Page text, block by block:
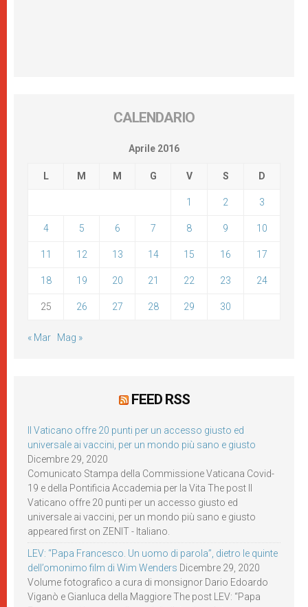
CALENDARIO
Aprile 2016
L M M G V S D
1 2 3
4 5 6 7 8 9 10
11 12 13 14 15 16 17
18 19 20 21 22 23 24
25 26 27 28 29 30
« Mar Mag »
FEED RSS
Il Vaticano offre 20 punti per un accesso giusto ed
universale ai vaccini, per un mondo più sano e giusto
Dicembre 29, 2020
Comunicato Stampa della Commissione Vaticana Covid-
19 e della Pontificia Accademia per la Vita The post Il
Vaticano offre 20 punti per un accesso giusto ed
universale ai vaccini, per un mondo più sano e giusto
appeared first on ZENIT - Italiano.
LEV: “Papa Francesco. Un uomo di parola”, dietro le quinte
dell’omonimo film di Wim Wenders Dicembre 29, 2020
Volume fotografico a cura di monsignor Dario Edoardo
Viganò e Gianluca della Maggiore The post LEV: “Papa